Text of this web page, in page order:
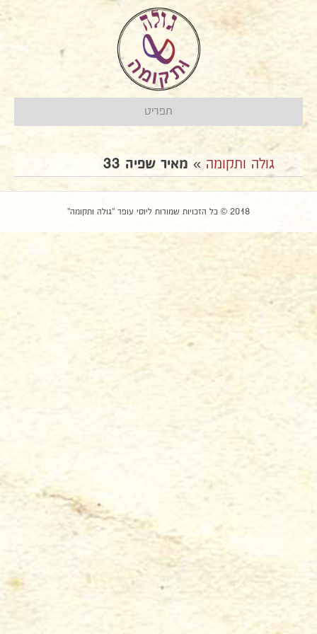
תפריט
גולה ותקומה » מאיר שפיה 33
2018 © כל הזכויות שמורות ליוסי עופר "גולה ותקומה"